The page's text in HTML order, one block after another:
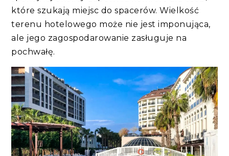
które szukają miejsc do spacerów. Wielkość
terenu hotelowego może nie jest imponująca,
ale jego zagospodarowanie zasługuje na
pochwałę.